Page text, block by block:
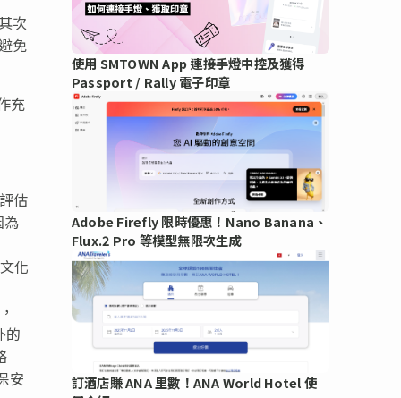
次
免
充
估
為
化
的
安
使用 SMTOWN App 連接手燈中控及獲得
Passport / Rally 電子印章
Adobe Firefly 限時優惠！Nano Banana、
Flux.2 Pro 等模型無限次生成
訂酒店賺 ANA 里數！ANA World Hotel 使